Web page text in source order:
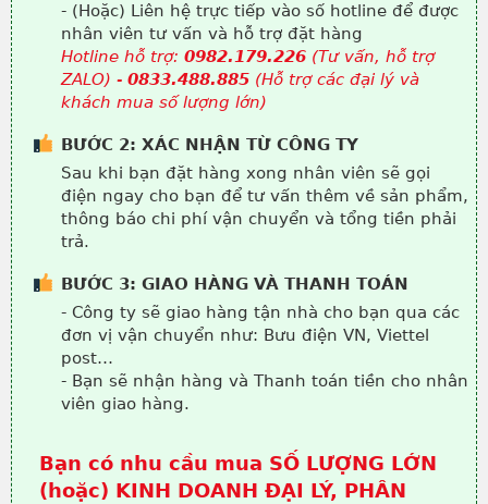
- (Hoặc) Liên hệ trực tiếp vào số hotline để được
nhân viên tư vấn và hỗ trợ đặt hàng
Hotline hỗ trợ: 0982.179.226 (Tư vấn, hỗ trợ
ZALO) - 0833.488.885 (Hỗ trợ các đại lý và
khách mua số lượng lớn)
BƯỚC 2: XÁC NHẬN TỪ CÔNG TY
Sau khi bạn đặt hàng xong nhân viên sẽ gọi
điện ngay cho bạn để tư vấn thêm về sản phẩm,
thông báo chi phí vận chuyển và tổng tiền phải
trả.
BƯỚC 3: GIAO HÀNG VÀ THANH TOÁN
- Công ty sẽ giao hàng tận nhà cho bạn qua các
đơn vị vận chuyển như: Bưu điện VN, Viettel
post…
- Bạn sẽ nhận hàng và Thanh toán tiền cho nhân
viên giao hàng.
Bạn có nhu cầu mua SỐ LƯỢNG LỚN
(hoặc) KINH DOANH ĐẠI LÝ, PHÂN